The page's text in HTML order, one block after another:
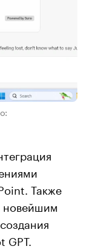
Также
новейшим